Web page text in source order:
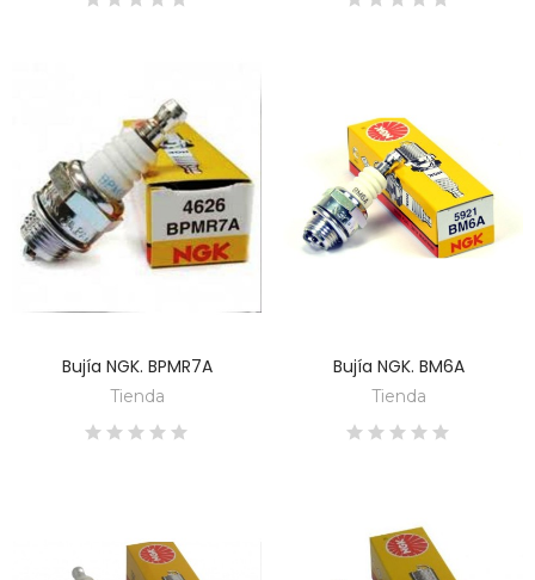
DESCUBRE
Bujía NGK. BPMR7A
Tienda
DESCUBRE
Bujía NGK. BM6A
Tienda